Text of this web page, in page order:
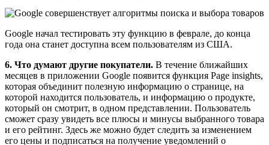
Google начал тестировать эту функцию в феврале, до конца
года она станет доступна всем пользователям из США.
6. Что думают другие покупатели. В течение ближайших
месяцев в приложении Google появится функция Page insights,
которая объединит полезную информацию о странице, на
которой находится пользователь, и информацию о продукте,
который он смотрит, в одном представлении. Пользователь
сможет сразу увидеть все плюсы и минусы выбранного товара
и его рейтинг. Здесь же можно будет следить за изменением
его цены и подписаться на получение уведомлений о